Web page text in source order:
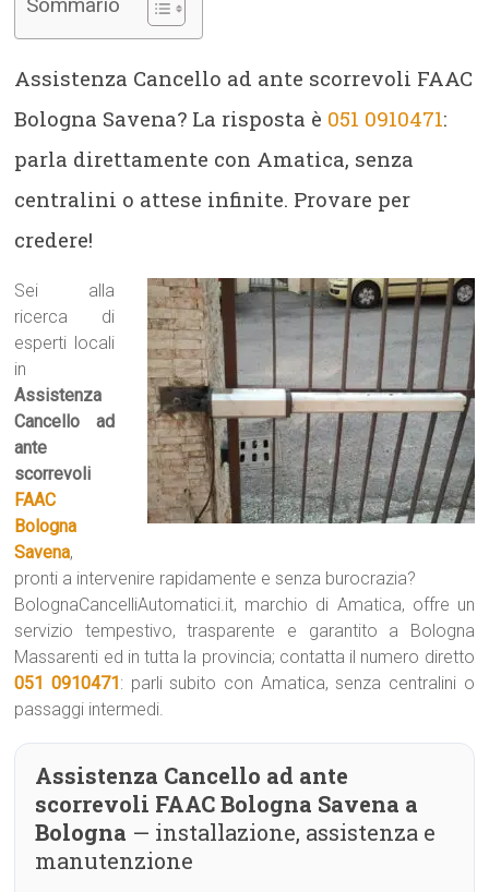
Assistenza Cancello ad ante scorrevoli FAAC
Bologna Savena? La risposta è 051 0910471:
parla direttamente con Amatica, senza
centralini o attese infinite. Provare per
credere!
Sei alla
ricerca di
esperti locali
in
Assistenza
Cancello ad
ante
scorrevoli
FAAC
Bologna
Savena,
pronti a intervenire rapidamente e senza burocrazia?
BolognaCancelliAutomatici.it, marchio di Amatica, offre un
servizio tempestivo, trasparente e garantito a Bologna
Massarenti ed in tutta la provincia; contatta il numero diretto
051 0910471: parli subito con Amatica, senza centralini o
passaggi intermedi.
Assistenza Cancello ad ante
scorrevoli FAAC Bologna Savena a
Bologna — installazione, assistenza e
manutenzione